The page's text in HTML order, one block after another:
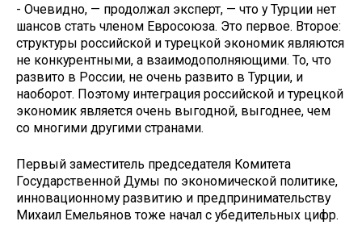
- Очевидно, — продолжал эксперт, — что у Турции нет
шансов стать членом Евросоюза. Это первое. Второе:
структуры российской и турецкой экономик являются
не конкурентными, а взаимодополняющими. То, что
развито в России, не очень развито в Турции, и
наоборот. Поэтому интеграция российской и турецкой
экономик является очень выгодной, выгоднее, чем
со многими другими странами.
Первый заместитель председателя Комитета
Государственной Думы по экономической политике,
инновационному развитию и предпринимательству
Михаил Емельянов тоже начал с убедительных цифр.